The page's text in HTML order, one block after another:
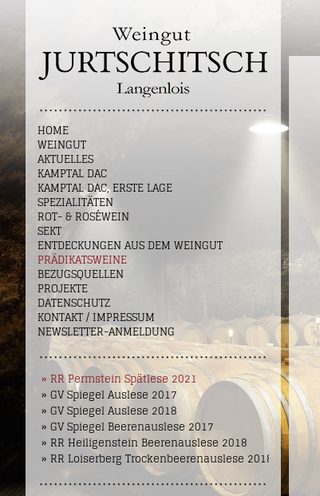
HOME
WEINGUT
AKTUELLES
KAMPTAL DAC
KAMPTAL DAC, ERSTE LAGE
SPEZIALITÄTEN
ROT- & ROSÉWEIN
SEKT
ENTDECKUNGEN AUS DEM WEINGUT
PRÄDIKATSWEINE
BEZUGSQUELLEN
PROJEKTE
DATENSCHUTZ
KONTAKT / IMPRESSUM
NEWSLETTER-ANMELDUNG
» RR Permstein Spätlese 2021
» GV Spiegel Auslese 2017
» GV Spiegel Auslese 2018
» GV Spiegel Beerenauslese 2017
» RR Heiligenstein Beerenauslese 2018
» RR Loiserberg Trockenbeerenauslese 2018